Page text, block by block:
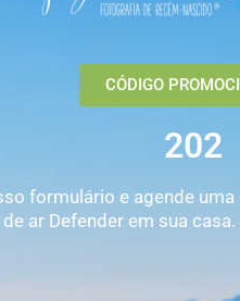
CÓDIGO
202
formulário e agende
ar Defender em sua